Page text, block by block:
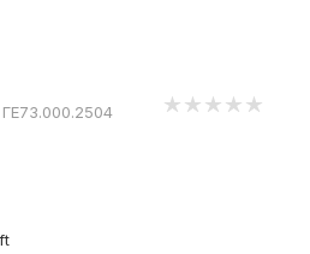
ГЕ73.000.2504